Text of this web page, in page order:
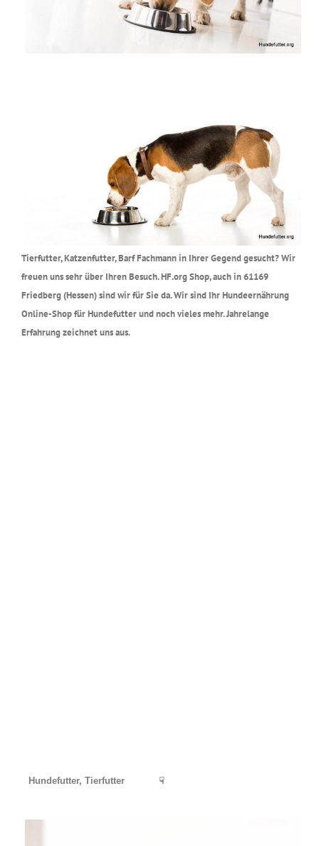
Tierfutter, Katzenfutter, Barf Fachmann in Ihrer Gegend gesucht? Wir
freuen uns sehr über Ihren Besuch. HF.org Shop, auch in 61169
Friedberg (Hessen) sind wir für Sie da. Wir sind Ihr Hundeernährung
Online-Shop für Hundefutter und noch vieles mehr. Jahrelange
Erfahrung zeichnet uns aus.
Hundefutter, Tierfutter ☟